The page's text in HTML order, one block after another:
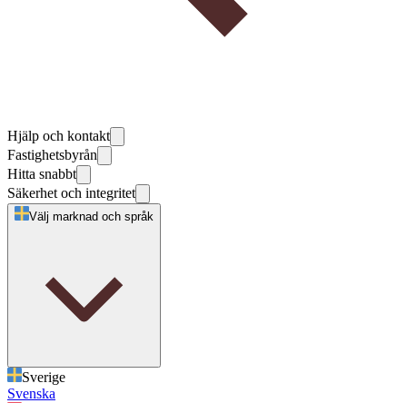
Hjälp och kontakt
Fastighetsbyrån
Hitta snabbt
Säkerhet och integritet
Välj marknad och språk
Sverige
Svenska